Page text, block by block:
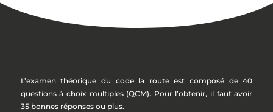
L’examen théorique du code la route est composé de 40
questions à choix multiples (QCM). Pour l’obtenir, il faut avoir
35 bonnes réponses ou plus.